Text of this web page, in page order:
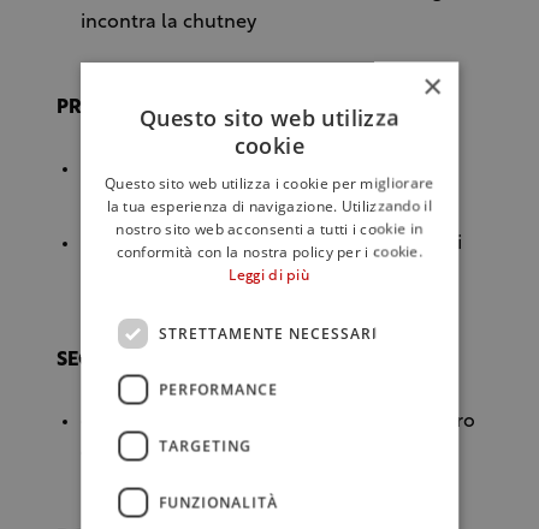
incontra la chutney
PRIMI PIATTI
ripieni
da Bangkok ai Nebrodi – pad thai Nebrodi
SECONDO PIATTO
da Messina a Pechino – filetto di suino nero
dei Nebrodi ai profumi orientali
×
Questo sito web utilizza
cookie
Questo sito web utilizza i cookie per migliorare
la tua esperienza di navigazione. Utilizzando il
nostro sito web acconsenti a tutti i cookie in
conformità con la nostra policy per i cookie.
Leggi di più
STRETTAMENTE NECESSARI
PERFORMANCE
TARGETING
FUNZIONALITÀ